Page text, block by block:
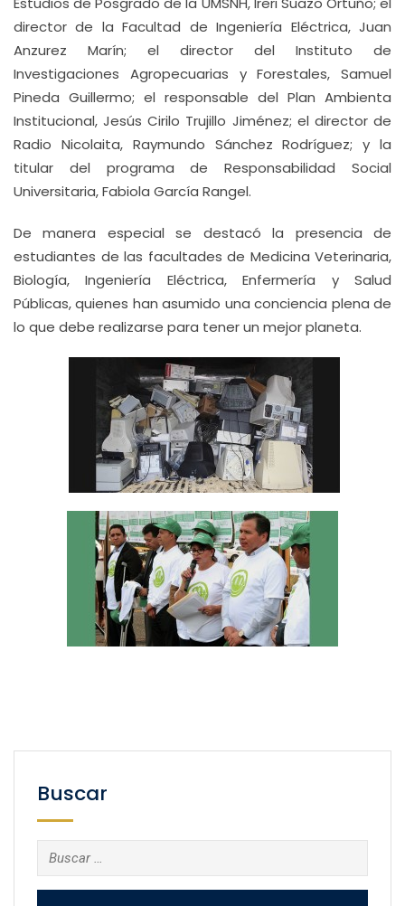
director de la Facultad de Ingeniería Eléctrica, Juan
Anzurez Marín; el director del Instituto de
Investigaciones Agropecuarias y Forestales, Samuel
Pineda Guillermo; el responsable del Plan Ambienta
Institucional, Jesús Cirilo Trujillo Jiménez; el director de
Radio Nicolaita, Raymundo Sánchez Rodríguez; y la
titular del programa de Responsabilidad Social
Universitaria, Fabiola García Rangel.
De manera especial se destacó la presencia de
estudiantes de las facultades de Medicina Veterinaria,
Biología, Ingeniería Eléctrica, Enfermería y Salud
Públicas, quienes han asumido una conciencia plena de
lo que debe realizarse para tener un mejor planeta.
Buscar
Buscar: